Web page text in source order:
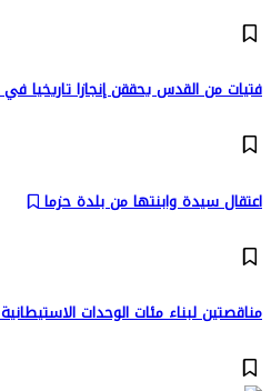
فتيات من القدس يحققن إنجازا تاريخيا
اعتقال سيدة وابنتها من بلدة حزما
مناقصتين لبناء مئات الوحدات